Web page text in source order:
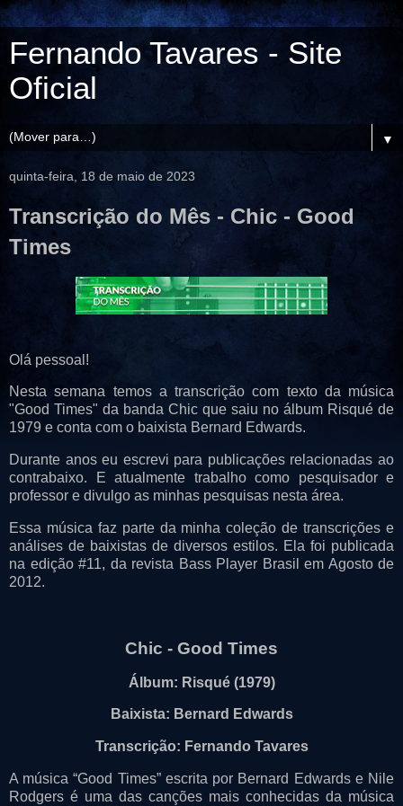
Fernando Tavares - Site
Oficial
▼
quinta-feira, 18 de maio de 2023
Transcrição do Mês - Chic - Good
Times
Olá pessoal!
Nesta semana temos a transcrição com texto da música
"Good Times" da banda Chic que saiu no álbum Risqué de
1979 e conta com o baixista Bernard Edwards.
Durante anos eu escrevi para publicações relacionadas ao
contrabaixo. E atualmente trabalho como pesquisador e
professor e divulgo as minhas pesquisas nesta área.
Essa música faz parte da minha coleção de transcrições e
análises de baixistas de diversos estilos. Ela foi publicada
na edição #11, da revista Bass Player Brasil em Agosto de
2012.
Chic - Good Times
Álbum: Risqué (1979)
Baixista: Bernard Edwards
Transcrição: Fernando Tavares
A música “Good Times” escrita por Bernard Edwards e Nile
Rodgers é uma das canções mais conhecidas da música